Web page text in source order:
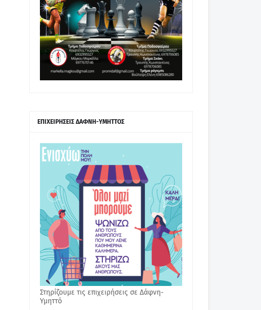
ΕΠΙΧΕΙΡΗΣΕΙΣ ΔΑΦΝΗ-ΥΜΗΤΤΟΣ
Στηρίζουμε τις επιχειρήσεις σε Δάφνη-
Υμηττό